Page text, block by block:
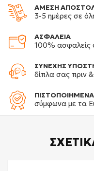
ΑΜΕΣΗ
3-5 ημέρες σε
ΑΣΦΑΛΕΙΑ
100% ασφαλείς
ΣΥΝΕΧΗΣ
δίπλα σας πριν
σύμφωνα με τα